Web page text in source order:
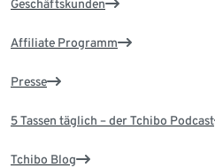
Geschäftskunden
Affiliate Programm
Presse
5 Tassen täglich – der Tchibo Podcast
Tchibo Blog